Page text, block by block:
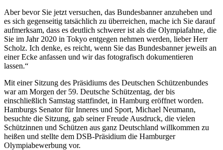
Aber bevor Sie jetzt versuchen, das Bundesbanner anzuheben und
es sich gegenseitig tatsächlich zu überreichen, mache ich Sie darauf
aufmerksam, dass es deutlich schwerer ist als die Olympiafahne, die
Sie im Jahr 2020 in Tokyo entgegen nehmen werden, lieber Herr
Scholz. Ich denke, es reicht, wenn Sie das Bundesbanner jeweils an
einer Ecke anfassen und wir das fotografisch dokumentieren
lassen.“
Mit einer Sitzung des Präsidiums des Deutschen Schützenbundes
war am Morgen der 59. Deutsche Schützentag, der bis
einschließlich Samstag stattfindet, in Hamburg eröffnet worden.
Hamburgs Senator für Inneres und Sport, Michael Neumann,
besuchte die Sitzung, gab seiner Freude Ausdruck, die vielen
Schützinnen und Schützen aus ganz Deutschland willkommen zu
heißen und stellte dem DSB-Präsidium die Hamburger
Olympiabewerbung vor.